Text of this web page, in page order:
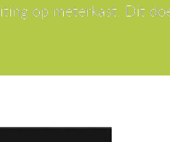
op meterkast. Dit